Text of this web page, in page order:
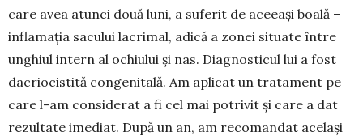
care avea atunci două luni, a suferit de aceeași boală –
inflamația sacului la­crimal, adi­că a zonei situate între
unghiul intern al ochiu­lui și nas. Diagnosticul lui a fost
dacriocistită congenitală. Am aplicat un tratament pe
care l-am considerat a fi cel mai potrivit și care a dat
rezultate imediat. După un an, am reco­mandat același